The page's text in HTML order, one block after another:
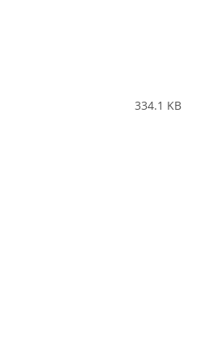
334.1 KB